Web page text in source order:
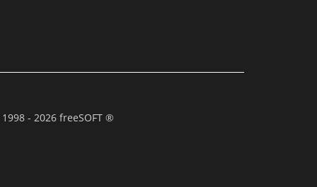
- 2026 freeSOFT ®